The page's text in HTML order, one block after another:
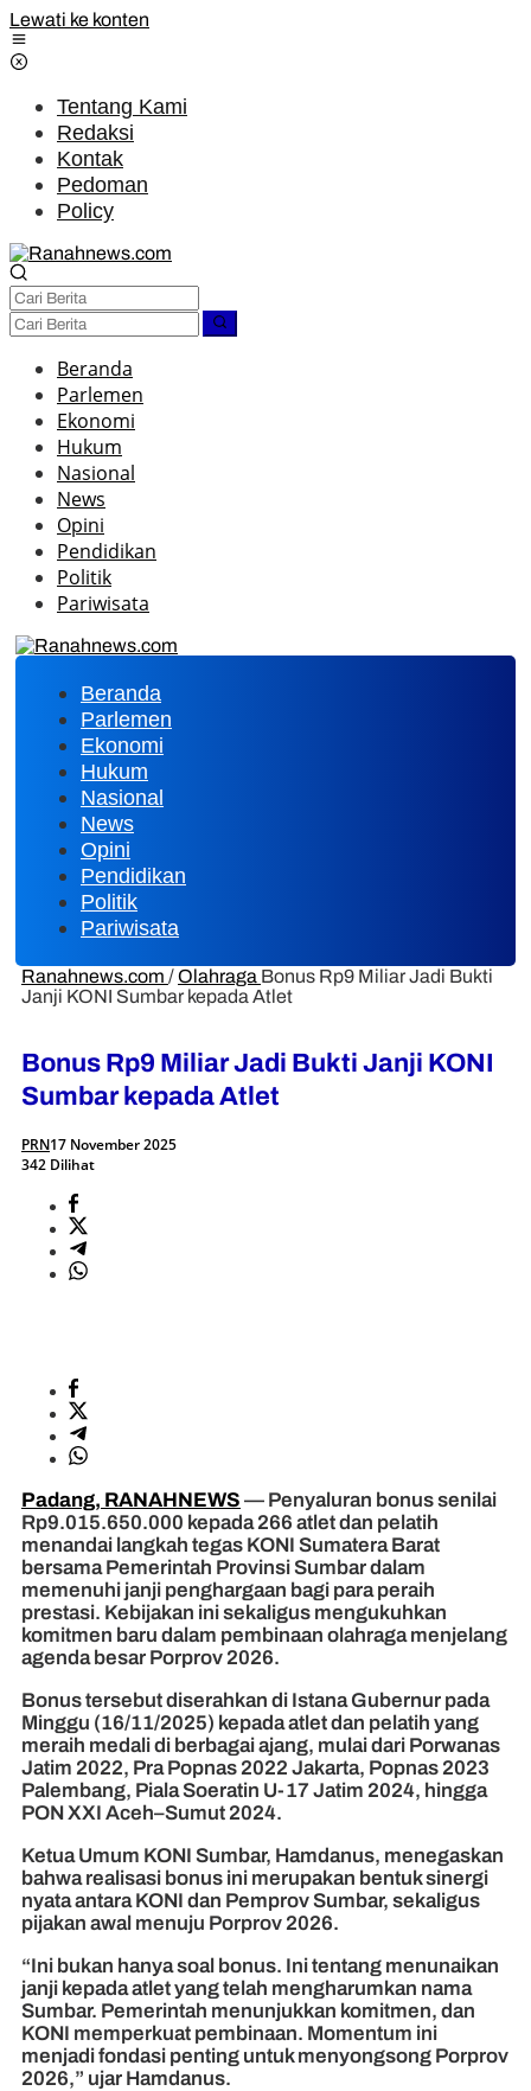
Lewati ke konten
Tentang Kami
Redaksi
Kontak
Pedoman
Policy
Beranda
Parlemen
Ekonomi
Hukum
Nasional
News
Opini
Pendidikan
Politik
Pariwisata
Beranda
Parlemen
Ekonomi
Hukum
Nasional
News
Opini
Pendidikan
Politik
Pariwisata
Ranahnews.com /Olahraga Bonus Rp9 Miliar Jadi Bukti
Janji KONI Sumbar kepada Atlet
Bonus Rp9 Miliar Jadi Bukti Janji KONI
Sumbar kepada Atlet
PRN17 November 2025
342 Dilihat
Padang, RANAHNEWS — Penyaluran bonus senilai
Rp9.015.650.000 kepada 266 atlet dan pelatih
menandai langkah tegas KONI Sumatera Barat
bersama Pemerintah Provinsi Sumbar dalam
memenuhi janji penghargaan bagi para peraih
prestasi. Kebijakan ini sekaligus mengukuhkan
komitmen baru dalam pembinaan olahraga menjelang
agenda besar Porprov 2026.
Bonus tersebut diserahkan di Istana Gubernur pada
Minggu (16/11/2025) kepada atlet dan pelatih yang
meraih medali di berbagai ajang, mulai dari Porwanas
Jatim 2022, Pra Popnas 2022 Jakarta, Popnas 2023
Palembang, Piala Soeratin U-17 Jatim 2024, hingga
PON XXI Aceh–Sumut 2024.
Ketua Umum KONI Sumbar, Hamdanus, menegaskan
bahwa realisasi bonus ini merupakan bentuk sinergi
nyata antara KONI dan Pemprov Sumbar, sekaligus
pijakan awal menuju Porprov 2026.
“Ini bukan hanya soal bonus. Ini tentang menunaikan
janji kepada atlet yang telah mengharumkan nama
Sumbar. Pemerintah menunjukkan komitmen, dan
KONI memperkuat pembinaan. Momentum ini
menjadi fondasi penting untuk menyongsong Porprov
2026,” ujar Hamdanus.